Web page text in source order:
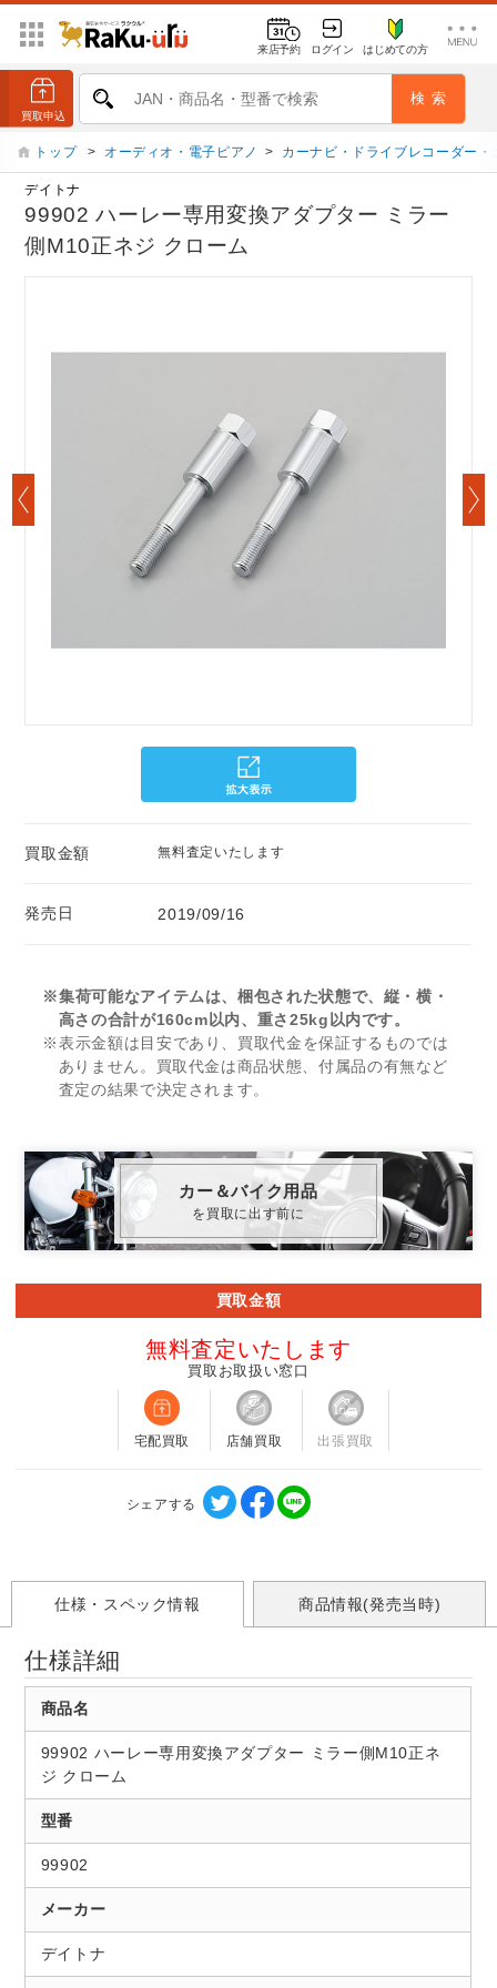
来店予約 ログイン はじめての方
トップ > オーディオ・電子ピアノ > カーナビ・ドライブレコーダー・
デイトナ
99902 ハーレー専用変換アダプター ミラー
側M10正ネジ クローム
買取金額 無料査定いたします
発売日 2019/09/16
※集荷可能なアイテムは、梱包された状態で、縦・横・
高さの合計が160cm以内、重さ25kg以内です。
※表示金額は目安であり、買取代金を保証するものでは
ありません。買取代金は商品状態、付属品の有無など
査定の結果で決定されます。
カー＆バイク用品
を買取に出す前に
買取金額
無料査定いたします
買取お取扱い窓口
宅配買取 店舗買取 出張買取
シェアする
仕様・スペック情報 商品情報(発売当時)
仕様詳細
商品名
99902 ハーレー専用変換アダプター ミラー側M10正ネ
ジ クローム
型番
99902
メーカー
デイトナ